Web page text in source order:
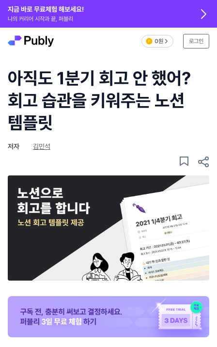
지금 바로 무료체험 해보세요!
나의 커리어 시작과 끝, 퍼블리
0원 로그인
아직도 1분기 회고 안 했어?
회고 습관을 키워주는 노션
템플릿
저자 김민석